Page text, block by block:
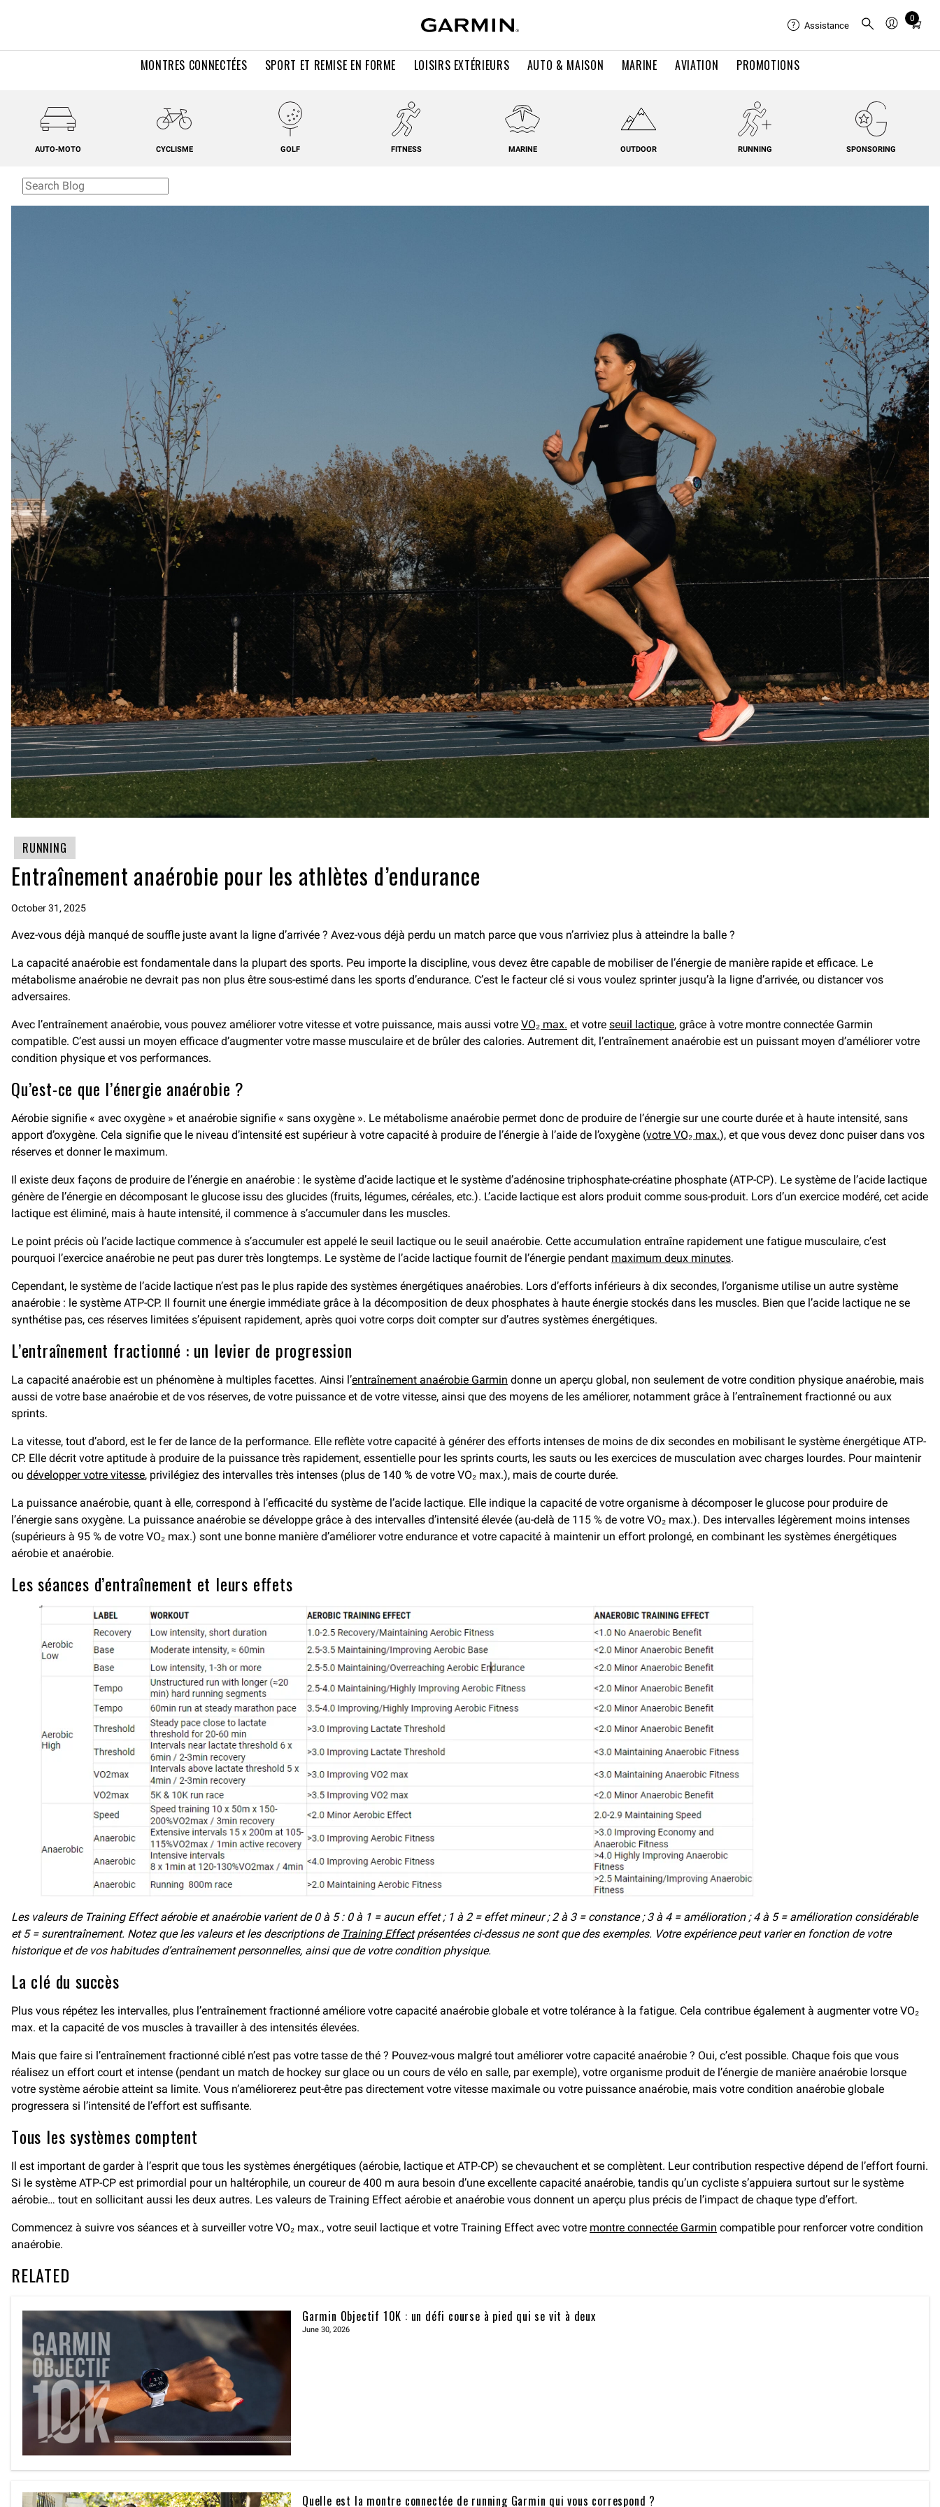
MONTRES CONNECTÉES SPORT ET REMISE EN FORME LOISIRS EXTÉRIEURS AUTO & MAISON MARINE AVIATION PROMOTIONS
Assistance
0
Total
in
AUTO-MOTO CYCLISME GOLF FITNESS MARINE OUTDOOR RUNNING SPONSORING
RUNNING
Entraînement anaérobie pour les athlètes d’endurance
October 31, 2025
Avez-vous déjà manqué de souffle juste avant la ligne d’arrivée ? Avez-vous déjà perdu un match parce que vous n’arriviez plus à atteindre la balle ?
La capacité anaérobie est fondamentale dans la plupart des sports. Peu importe la discipline, vous devez être capable de mobiliser de l’énergie de manière rapide et efficace. Le
métabolisme anaérobie ne devrait pas non plus être sous-estimé dans les sports d’endurance. C’est le facteur clé si vous voulez sprinter jusqu’à la ligne d’arrivée, ou distancer vos
adversaires.
Avec l’entraînement anaérobie, vous pouvez améliorer votre vitesse et votre puissance, mais aussi votre VO₂ max. et votre seuil lactique, grâce à votre montre connectée Garmin
compatible. C’est aussi un moyen efficace d’augmenter votre masse musculaire et de brûler des calories. Autrement dit, l’entraînement anaérobie est un puissant moyen d’améliorer votre
condition physique et vos performances.
Qu’est-ce que l’énergie anaérobie ?
Aérobie signifie « avec oxygène » et anaérobie signifie « sans oxygène ». Le métabolisme anaérobie permet donc de produire de l’énergie sur une courte durée et à haute intensité, sans
apport d’oxygène. Cela signifie que le niveau d’intensité est supérieur à votre capacité à produire de l’énergie à l’aide de l’oxygène (votre VO₂ max.), et que vous devez donc puiser dans vos
réserves et donner le maximum.
Il existe deux façons de produire de l’énergie en anaérobie : le système d’acide lactique et le système d’adénosine triphosphate-créatine phosphate (ATP-CP). Le système de l’acide lactique
génère de l’énergie en décomposant le glucose issu des glucides (fruits, légumes, céréales, etc.). L’acide lactique est alors produit comme sous-produit. Lors d’un exercice modéré, cet acide
lactique est éliminé, mais à haute intensité, il commence à s’accumuler dans les muscles.
Le point précis où l’acide lactique commence à s’accumuler est appelé le seuil lactique ou le seuil anaérobie. Cette accumulation entraîne rapidement une fatigue musculaire, c’est
pourquoi l’exercice anaérobie ne peut pas durer très longtemps. Le système de l’acide lactique fournit de l’énergie pendant maximum deux minutes.
Cependant, le système de l’acide lactique n’est pas le plus rapide des systèmes énergétiques anaérobies. Lors d’efforts inférieurs à dix secondes, l’organisme utilise un autre système
anaérobie : le système ATP-CP. Il fournit une énergie immédiate grâce à la décomposition de deux phosphates à haute énergie stockés dans les muscles. Bien que l’acide lactique ne se
synthétise pas, ces réserves limitées s’épuisent rapidement, après quoi votre corps doit compter sur d’autres systèmes énergétiques.
L’entraînement fractionné : un levier de progression
La capacité anaérobie est un phénomène à multiples facettes. Ainsi l’entraînement anaérobie Garmin donne un aperçu global, non seulement de votre condition physique anaérobie, mais
aussi de votre base anaérobie et de vos réserves, de votre puissance et de votre vitesse, ainsi que des moyens de les améliorer, notamment grâce à l’entraînement fractionné ou aux
sprints.
La vitesse, tout d’abord, est le fer de lance de la performance. Elle reflète votre capacité à générer des efforts intenses de moins de dix secondes en mobilisant le système énergétique ATP-
CP. Elle décrit votre aptitude à produire de la puissance très rapidement, essentielle pour les sprints courts, les sauts ou les exercices de musculation avec charges lourdes. Pour maintenir
ou développer votre vitesse, privilégiez des intervalles très intenses (plus de 140 % de votre VO₂ max.), mais de courte durée.
La puissance anaérobie, quant à elle, correspond à l’efficacité du système de l’acide lactique. Elle indique la capacité de votre organisme à décomposer le glucose pour produire de
l’énergie sans oxygène. La puissance anaérobie se développe grâce à des intervalles d’intensité élevée (au-delà de 115 % de votre VO₂ max.). Des intervalles légèrement moins intenses
(supérieurs à 95 % de votre VO₂ max.) sont une bonne manière d’améliorer votre endurance et votre capacité à maintenir un effort prolongé, en combinant les systèmes énergétiques
aérobie et anaérobie.
Les séances d’entraînement et leurs effets
Les valeurs de Training Effect aérobie et anaérobie varient de 0 à 5 : 0 à 1 = aucun effet ; 1 à 2 = effet mineur ; 2 à 3 = constance ; 3 à 4 = amélioration ; 4 à 5 = amélioration considérable
et 5 = surentraînement. Notez que les valeurs et les descriptions de Training Effect présentées ci-dessus ne sont que des exemples. Votre expérience peut varier en fonction de votre
historique et de vos habitudes d’entraînement personnelles, ainsi que de votre condition physique.
La clé du succès
Plus vous répétez les intervalles, plus l’entraînement fractionné améliore votre capacité anaérobie globale et votre tolérance à la fatigue. Cela contribue également à augmenter votre VO₂
max. et la capacité de vos muscles à travailler à des intensités élevées.
Mais que faire si l’entraînement fractionné ciblé n’est pas votre tasse de thé ? Pouvez-vous malgré tout améliorer votre capacité anaérobie ? Oui, c’est possible. Chaque fois que vous
réalisez un effort court et intense (pendant un match de hockey sur glace ou un cours de vélo en salle, par exemple), votre organisme produit de l’énergie de manière anaérobie lorsque
votre système aérobie atteint sa limite. Vous n’améliorerez peut-être pas directement votre vitesse maximale ou votre puissance anaérobie, mais votre condition anaérobie globale
progressera si l’intensité de l’effort est suffisante.
Tous les systèmes comptent
Il est important de garder à l’esprit que tous les systèmes énergétiques (aérobie, lactique et ATP-CP) se chevauchent et se complètent. Leur contribution respective dépend de l’effort fourni.
Si le système ATP-CP est primordial pour un haltérophile, un coureur de 400 m aura besoin d’une excellente capacité anaérobie, tandis qu’un cycliste s’appuiera surtout sur le système
aérobie… tout en sollicitant aussi les deux autres. Les valeurs de Training Effect aérobie et anaérobie vous donnent un aperçu plus précis de l’impact de chaque type d’effort.
Commencez à suivre vos séances et à surveiller votre VO₂ max., votre seuil lactique et votre Training Effect avec votre montre connectée Garmin compatible pour renforcer votre condition
anaérobie.
RELATED
Garmin Objectif 10K : un défi course à pied qui se vit à deux
June 30, 2026
Quelle est la montre connectée de running Garmin qui vous correspond ?